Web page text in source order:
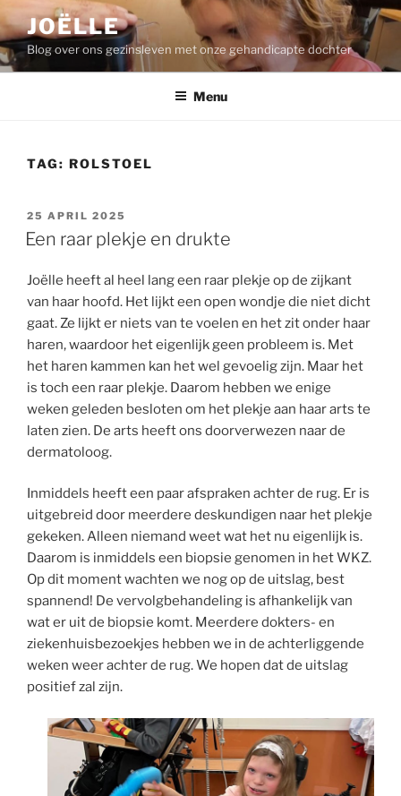
naar
de
inhoud
JOËLLE
Blog over ons gezinsleven met onze gehandicapte dochter
Menu
TAG: ROLSTOEL
GEPLAATST
OP
25 APRIL 2025
Een raar plekje en drukte
Joëlle heeft al heel lang een raar plekje op de zijkant
van haar hoofd. Het lijkt een open wondje die niet dicht
gaat. Ze lijkt er niets van te voelen en het zit onder haar
haren, waardoor het eigenlijk geen probleem is. Met
het haren kammen kan het wel gevoelig zijn. Maar het
is toch een raar plekje. Daarom hebben we enige
weken geleden besloten om het plekje aan haar arts te
laten zien. De arts heeft ons doorverwezen naar de
dermatoloog.
Inmiddels heeft een paar afspraken achter de rug. Er is
uitgebreid door meerdere deskundigen naar het plekje
gekeken. Alleen niemand weet wat het nu eigenlijk is.
Daarom is inmiddels een biopsie genomen in het WKZ.
Op dit moment wachten we nog op de uitslag, best
spannend! De vervolgbehandeling is afhankelijk van
wat er uit de biopsie komt. Meerdere dokters- en
ziekenhuisbezoekjes hebben we in de achterliggende
weken weer achter de rug. We hopen dat de uitslag
positief zal zijn.